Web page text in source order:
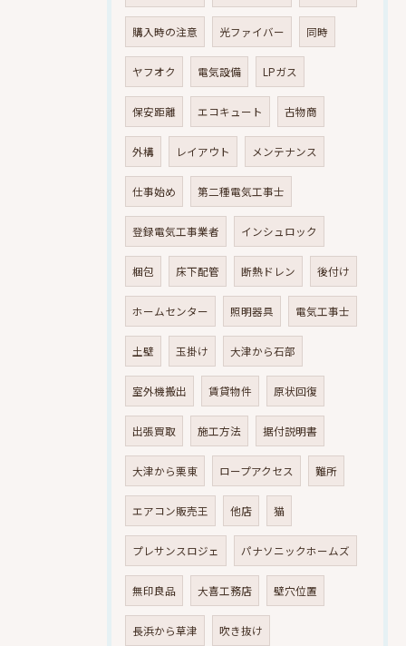
購入時の注意 光ファイバー 同時
ヤフオク 電気設備 LPガス
保安距離 エコキュート 古物商
外構 レイアウト メンテナンス
仕事始め 第二種電気工事士
登録電気工事業者 インシュロック
梱包 床下配管 断熱ドレン 後付け
ホームセンター 照明器具 電気工事士
土壁 玉掛け 大津から石部
室外機搬出 賃貸物件 原状回復
出張買取 施工方法 据付説明書
大津から栗東 ロープアクセス 難所
エアコン販売王 他店 猫
プレサンスロジェ パナソニックホームズ
無印良品 大喜工務店 壁穴位置
長浜から草津 吹き抜け